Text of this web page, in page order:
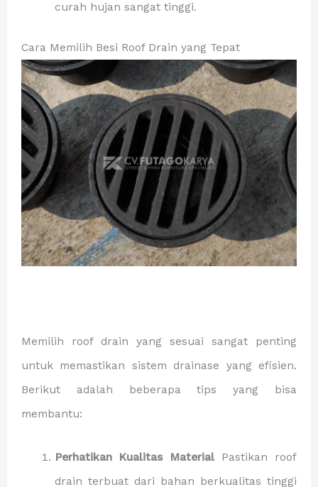
curah hujan sangat tinggi.
Cara Memilih Besi Roof Drain yang Tepat
Memilih roof drain yang sesuai sangat penting
untuk memastikan sistem drainase yang efisien.
Berikut adalah beberapa tips yang bisa
membantu:
Perhatikan Kualitas Material Pastikan roof
drain terbuat dari bahan berkualitas tinggi